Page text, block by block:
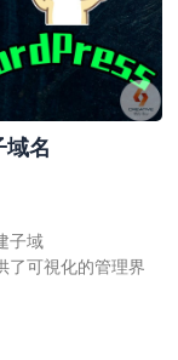
域名
子域
了可視化的管理界